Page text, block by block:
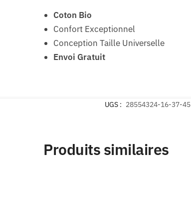
Coton Bio
Confort Exceptionnel
Conception Taille Universelle
Envoi Gratuit
UGS : 28554324-16-37-45
Produits similaires